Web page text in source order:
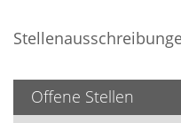
Offene Stellen